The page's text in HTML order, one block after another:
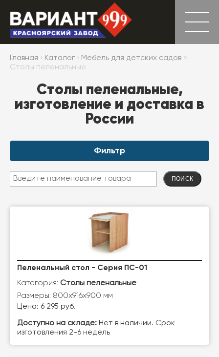
Главная › Каталог › Мебель для детских садов >
Столы пеленальные
Столы пеленальные,
изготовление и доставка в
России
Фильтр
ПОИСК
Пеленальный стол - Серия ПС-01
Категория: Столы пеленальные
Размеры: 800х916х900 мм
Цена: 6 295 руб.
Доступно на складе: Нет в наличии. Срок
изготовления 2-6 недель